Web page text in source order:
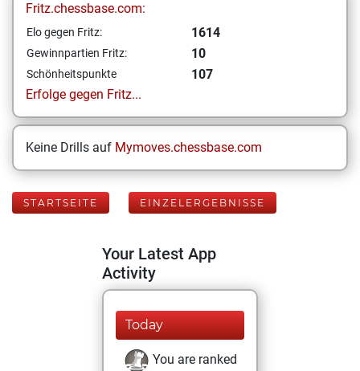
Fritz.chessbase.com:
Elo gegen Fritz: 1614
Gewinnpartien Fritz: 10
Schönheitspunkte
107
Erfolge gegen Fritz...
Keine Drills auf Mymoves.chessbase.com
STARTSEITE EINZELERGEBNISSE
Your Latest App
Activity
Today
You are ranked